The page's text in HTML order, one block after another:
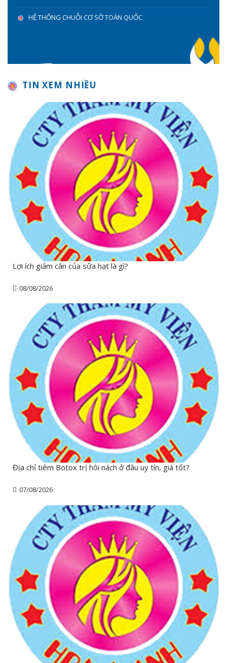
HỆ THỐNG CHUỖI CƠ SỞ TOÀN QUỐC
TIN XEM NHIỀU
Lợi ích giảm cân của sữa hạt là gì?
08/08/2026
Địa chỉ tiêm Botox trị hôi nách ở đâu uy tín, giá tốt?
07/08/2026